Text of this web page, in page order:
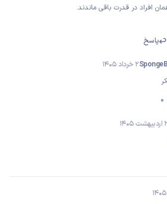
افراد در قدرت باقی ماندند.
پاسخ
2 خرداد 1405
0